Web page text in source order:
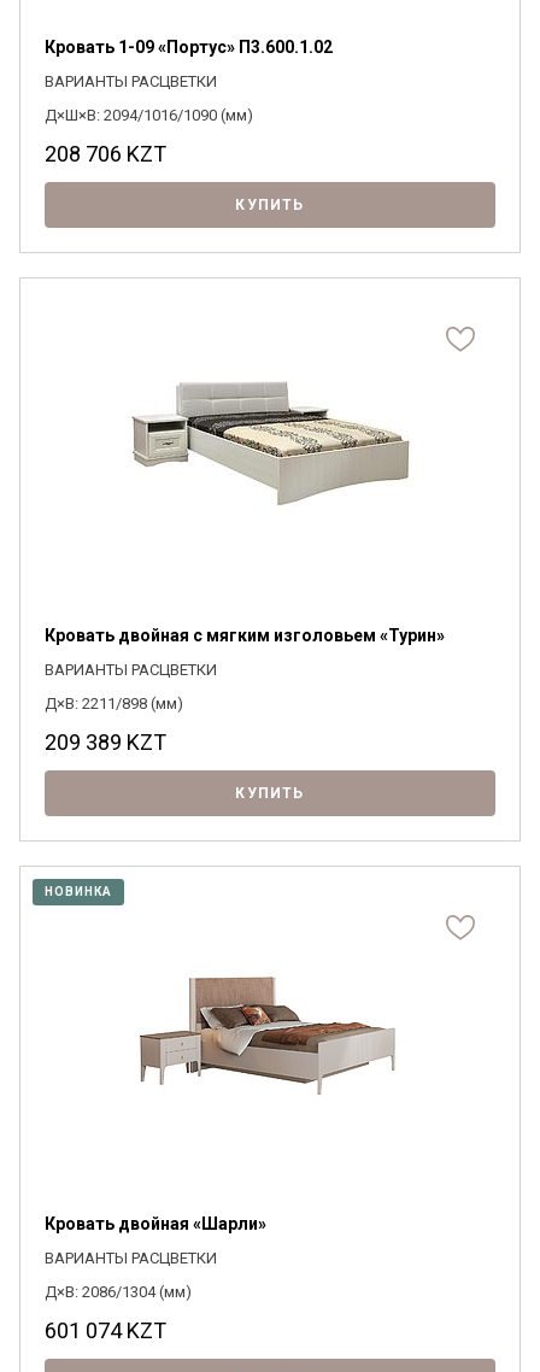
Кровать 1-09 «Портус» П3.600.1.02
ВАРИАНТЫ РАСЦВЕТКИ
Д×Ш×В: 2094/1016/1090 (мм)
208 706 KZT
КУПИТЬ
Кровать двойная с мягким изголовьем «Турин»
ВАРИАНТЫ РАСЦВЕТКИ
Д×В: 2211/898 (мм)
209 389 KZT
КУПИТЬ
НОВИНКА
Кровать двойная «Шарли»
ВАРИАНТЫ РАСЦВЕТКИ
Д×В: 2086/1304 (мм)
601 074KZT